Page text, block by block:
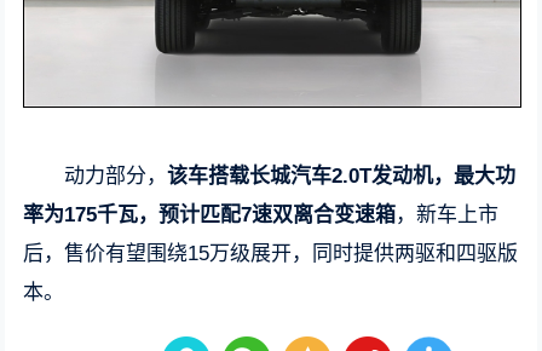
动力部分，该车搭载长城汽车2.0T发动机，最大功
率为175千瓦，预计匹配7速双离合变速箱，新车上市
后，售价有望围绕15万级展开，同时提供两驱和四驱版
本。